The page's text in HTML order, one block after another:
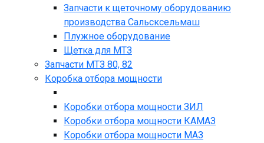
Запчасти к щеточному оборудованию
производства Сальсксельмаш
Плужное оборудование
Щетка для МТЗ
Запчасти МТЗ 80, 82
Коробка отбора мощности
Коробки отбора мощности ЗИЛ
Коробки отбора мощности КАМАЗ
Коробки отбора мощности МАЗ